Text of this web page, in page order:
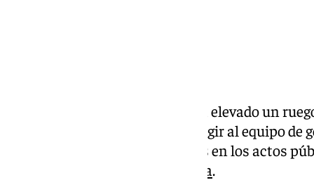
El grupo municipal del PSOE ha elevado un
para este jueves, al objeto de exigir al equipo de
prohibición del uso de animales en los actos
Granada.